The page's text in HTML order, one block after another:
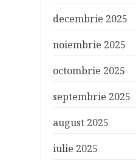
decembrie 2025
noiembrie 2025
octombrie 2025
septembrie 2025
august 2025
iulie 2025